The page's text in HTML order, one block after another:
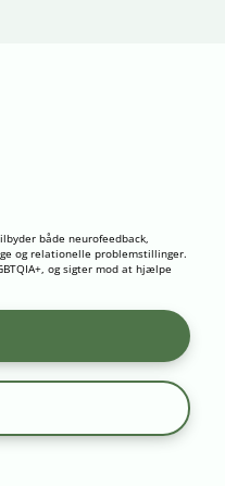
både neurofeedback,
og relationelle problemstillinger.
og sigter mod at hjælpe